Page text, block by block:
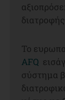
Το
AFQ
σύστημα